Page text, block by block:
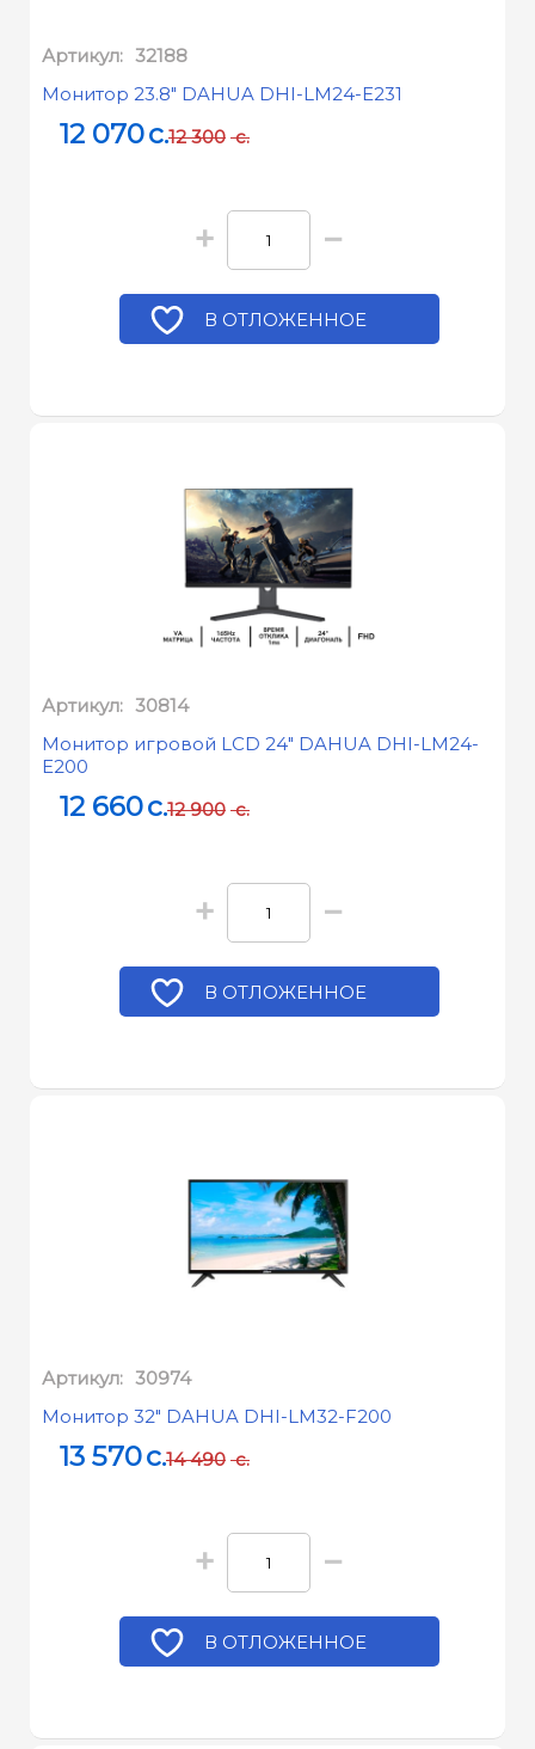
Артикул: 32188
Монитор 23.8" DAHUA DHI-LM24-E231
12 070c.12 300 c.
+ −
В ОТЛОЖЕННОЕ
Артикул: 30814
Монитор игровой LCD 24" DAHUA DHI-LM24-
E200
12 660c.12 900 c.
+ −
В ОТЛОЖЕННОЕ
Артикул: 30974
Монитор 32" DAHUA DHI-LM32-F200
13 570c.14 490 c.
+ −
В ОТЛОЖЕННОЕ